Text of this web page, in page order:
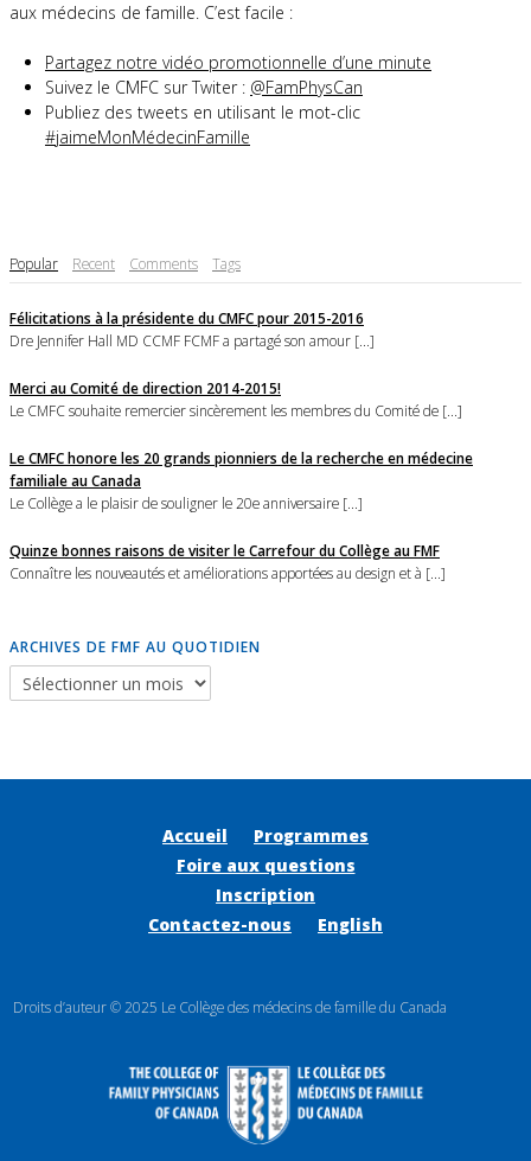
aux médecins de famille. C’est facile :
Partagez notre vidéo promotionnelle d’une minute
Suivez le CMFC sur Twiter : @FamPhysCan
Publiez des tweets en utilisant le mot-clic
#jaimeMonMédecinFamille
Popular Recent Comments Tags
Félicitations à la présidente du CMFC pour 2015-2016
Dre Jennifer Hall MD CCMF FCMF a partagé son amour [...]
Merci au Comité de direction 2014-2015!
Le CMFC souhaite remercier sincèrement les membres du Comité de [...]
Le CMFC honore les 20 grands pionniers de la recherche en médecine
familiale au Canada
Le Collège a le plaisir de souligner le 20e anniversaire [...]
Quinze bonnes raisons de visiter le Carrefour du Collège au FMF
Connaître les nouveautés et améliorations apportées au design et à [...]
ARCHIVES DE FMF AU QUOTIDIEN
Accueil
Programmes
Foire aux questions
Inscription
Contactez-nous
English
Droits d’auteur © 2025 Le Collège des médecins de famille du Canada